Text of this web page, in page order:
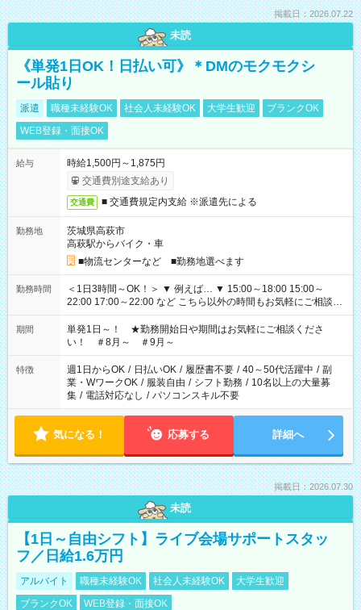
掲載日：2026.07.22
未読
《単発1日OK！日払い可》＊DMのモクモクシ
ール貼り
派遣 職種未経験OK 社会人未経験OK 大学生歓迎
ブランクOK
WEB登録・面接OK
給与
時給1,500円～1,875円
交通費別途支給あり
交通費 ■ 交通費規定内支給 ※派遣先による
勤務地
茨城県高萩市
高萩駅からバイク・車
■物流センターなど ■勤務地選べます
勤務時間
＜1日3時間～OK！＞ ▼ 例えば… ▼ 15:00～18:00 15:00～
22:00 17:00～22:00 など こちら以外の時間もお気軽にご相談く
ださい！
期間
単発1日～！ ★勤務開始日や期間はお気軽にご相談くださ
い！ ＃8月～ ＃9月～
特徴 週1日からOK / 日払いOK / 履歴書不要 / 40～50代活躍中 / 副
業・WワークOK / 服装自由 / シフト勤務 / 10名以上の大量募
集 / 電話対応なし / パソコンスキル不要
気になる！ 応募する 詳細へ
掲載日：2026.07.30
未読
【1日～自由シフト】ライブ会場サポートスタッ
フ／日給1.6万円
アルバイト 職種未経験OK 社会人未経験OK
大学生歓迎
ブランクOK
WEB登録・面接OK